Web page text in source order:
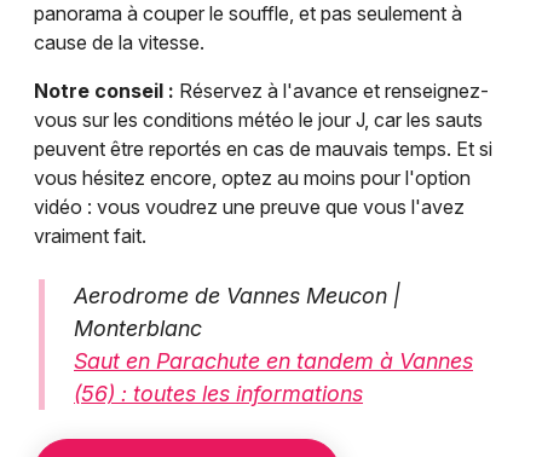
panorama à couper le souffle, et pas seulement à
cause de la vitesse.
Notre conseil : Réservez à l'avance et renseignez-
vous sur les conditions météo le jour J, car les sauts
peuvent être reportés en cas de mauvais temps. Et si
vous hésitez encore, optez au moins pour l'option
vidéo : vous voudrez une preuve que vous l'avez
vraiment fait.
Aerodrome de Vannes Meucon |
Monterblanc
Saut en Parachute en tandem à Vannes
(56) : toutes les informations